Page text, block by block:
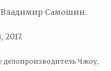
Владимир Самошин.
делопроизводитель Чжоу,